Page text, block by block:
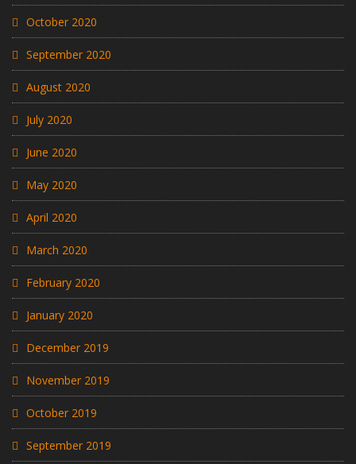
October 2020
September 2020
August 2020
July 2020
June 2020
May 2020
April 2020
March 2020
February 2020
January 2020
December 2019
November 2019
October 2019
September 2019